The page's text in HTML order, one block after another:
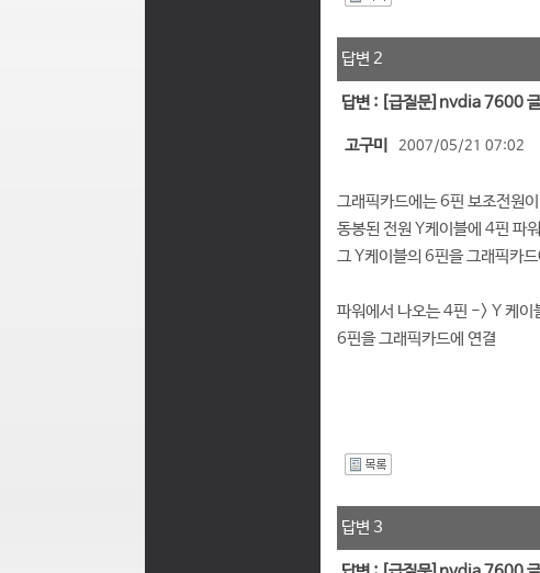
답변 2
답변 : [급질문]nvdia 7600 글
고구미 2007/05/21 07:02
그래픽카드에는 6핀 보조전원
동봉된 전원 Y케이블에 4핀 파
그 Y케이블의 6핀을 그래픽카
파워에서 나오는 4핀 -> Y 케이
6핀을 그래픽카드에 연결
답변 3